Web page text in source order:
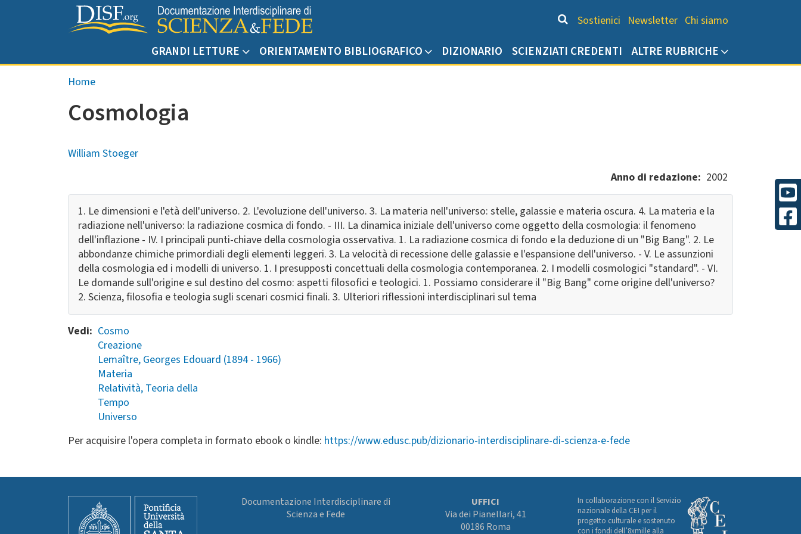
Salta al contenuto principale
Chi siamo
Sostienici Newsletter Chi siamo
GRANDI LETTURE ORIENTAMENTO BIBLIOGRAFICO DIZIONARIO SCIENZIATI CREDENTI ALTRE RUBRICHE
Briciole di pane
Home
Cosmologia
William Stoeger
Anno di redazione
2002
1. Le dimensioni e l'età dell'universo. 2. L'evoluzione dell'universo. 3. La materia nell'universo: stelle, galassie e materia oscura. 4. La materia e la
radiazione nell'universo: la radiazione cosmica di fondo. - III. La dinamica iniziale dell'universo come oggetto della cosmologia: il fenomeno
dell'inflazione - IV. I principali punti-chiave della cosmologia osservativa. 1. La radiazione cosmica di fondo e la deduzione di un "Big Bang". 2. Le
abbondanze chimiche primordiali degli elementi leggeri. 3. La velocità di recessione delle galassie e l'espansione dell'universo. - V. Le assunzioni
della cosmologia ed i modelli di universo. 1. I presupposti concettuali della cosmologia contemporanea. 2. I modelli cosmologici "standard". - VI.
Le domande sull'origine e sul destino del cosmo: aspetti filosofici e teologici. 1. Possiamo considerare il "Big Bang" come origine dell'universo?
2. Scienza, filosofia e teologia sugli scenari cosmici finali. 3. Ulteriori riflessioni interdisciplinari sul tema
Vedi
Cosmo
Creazione
Lemaître, Georges Edouard (1894 - 1966)
Materia
Relatività, Teoria della
Tempo
Universo
Per acquisire l'opera completa in formato ebook o kindle: https://www.edusc.pub/dizionario-interdisciplinare-di-scienza-e-fede
Documentazione Interdisciplinare di
Scienza e Fede
UFFICI
Via dei Pianellari, 41
00186 Roma
In collaborazione con il Servizio
nazionale della CEI per il
progetto culturale e sostenuto
con i fondi dell’8xmille alla